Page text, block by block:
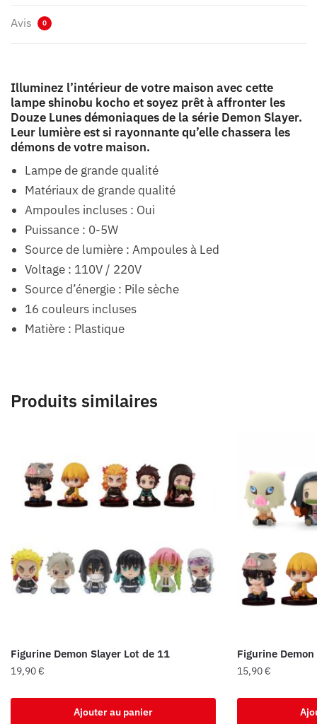
Avis 0
Illuminez l’intérieur de votre maison avec cette
lampe shinobu kocho et soyez prêt à affronter les
Douze Lunes démoniaques de la série Demon Slayer.
Leur lumière est si rayonnante qu’elle chassera les
démons de votre maison.
Lampe de grande qualité
Matériaux de grande qualité
Ampoules incluses : Oui
Puissance : 0-5W
Source de lumière : Ampoules à Led
Voltage : 110V / 220V
Source d’énergie : Pile sèche
16 couleurs incluses
Matière : Plastique
Produits similaires
Figurine Demon Slayer Lot de 11
19,90€
Ajouter au panier
Figurine
15,90€